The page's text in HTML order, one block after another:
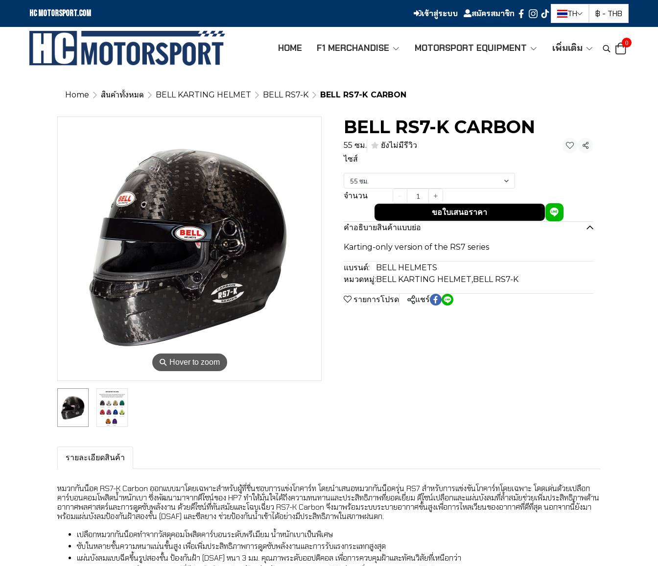
HC motorsport.COM เข้าสู่ระบบ สมัครสมาชิก TH ฿ - THB
HOME F1 MERCHANDISE MOTORSPORT EQUIPMENT เพิ่มเติม 0
Home สินค้าทั้งหมด BELL KARTING HELMET BELL RS7-K BELL RS7-K CARBON
⚲ Hover to zoom
BELL RS7-K CARBON
55 ซม. ยังไม่มีรีวิว
แชร์
ไซส์
55 ซม.
จำนวน
ขอใบเสนอราคา
คำอธิบายสินค้าแบบย่อ
Karting-only version of the RS7 series
แบรนด์:
BELL HELMETS
หมวดหมู่:BELL KARTING HELMET,BELL RS7-K
รายการโปรด แชร์
รายละเอียดสินค้า
หมวกกันน็อค RS7-K Carbon ออกแบบมาโดยเฉพาะสำหรับผู้ที่ชื่นชอบการแข่งโกคาร์ท โดยนำเสนอหมวกกันน็อครุ่น RS7 สำหรับการแข่งขันโกคาร์ทโดยเฉพาะ โดดเด่นด้วยเปลือก
คาร์บอนคอมโพสิตน้ำหนักเบา ซึ่งพัฒนามาจากดีไซน์ของ HP7 ทำให้มั่นใจได้ถึงความทนทานและประสิทธิภาพที่ยอดเยี่ยม ดีไซน์เปลือกและแผ่นบังลมที่ล้ำสมัยช่วยเพิ่มประสิทธิภาพด้าน
อากาศพลศาสตร์และการดูดซับพลังงาน ด้วยดีไซน์ที่ทันสมัยและโฉบเฉี่ยว RS7-K Carbon จึงมาพร้อมระบบระบายอากาศขั้นสูงเพื่อการไหลเวียนของอากาศที่ดีที่สุด นอกจากนี้ยังมา
พร้อมแผ่นบังลมป้องกันฝ้าสองชั้น (DSAF) และซีลยาง ช่วยป้องกันน้ำเข้าได้อย่างมีประสิทธิภาพในสภาพฝนตก.
เปลือกหมวกกันน็อคทำจากวัสดุคอมโพสิตคาร์บอนระดับพรีเมียม น้ำหนักเบาเป็นพิเศษ
ซับในหลายชั้นความหนาแน่นขั้นสูง เพื่อเพิ่มประสิทธิภาพการดูดซับพลังงานและการรับแรงกระแทกสูงสุด
แผ่นบังลมแบบฉีดขึ้นรูปสองชั้น ป้องกันฝ้า (DSAF) หนา 3 มม. คุณภาพระดับออปติคอล เพื่อการควบคุมฝ้าและทัศนวิสัยที่เหนือกว่า